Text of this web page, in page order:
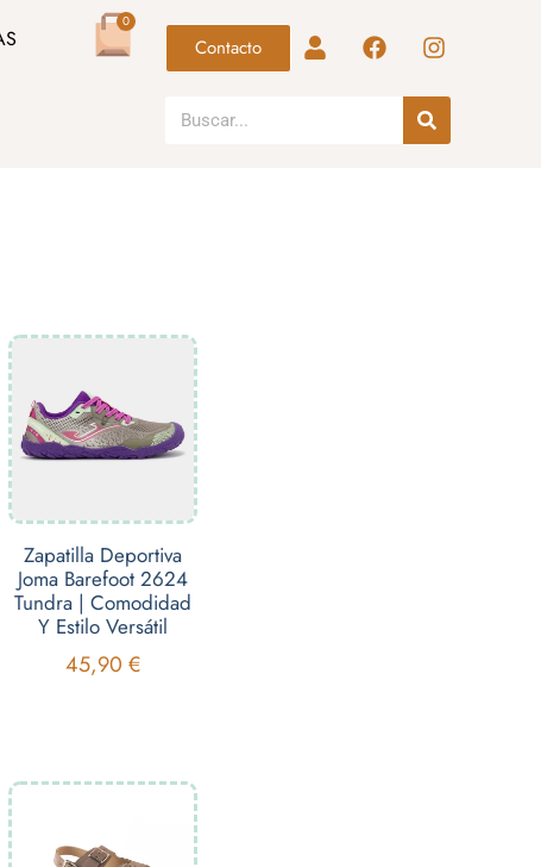
0
Contacto
Zapatilla Deportiva
Joma Barefoot 2624
Tundra | Comodidad
Y Estilo Versátil
45,90€